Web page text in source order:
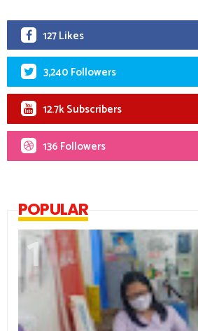
127 Likes
3,240 Followers
12.7k Subscribers
136 Followers
POPULAR